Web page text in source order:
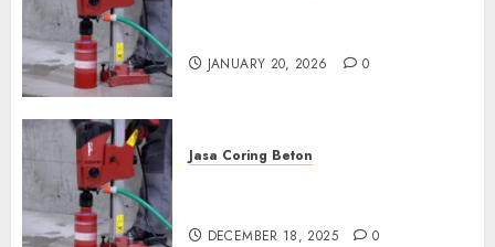
JANUARY 20, 2026 0
Jasa Coring Beton
DECEMBER 18, 2025 0